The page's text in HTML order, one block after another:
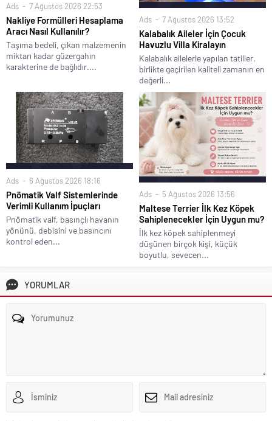
Ads 7 Ağustos 2026 22:53
Nakliye Formülleri Hesaplama
Aracı Nasıl Kullanılır?
Taşıma bedeli, çıkan malzemenin
miktarı kadar güzergahın
karakterine de bağlıdır....
Ads 7 Ağustos 2026 13:52
Kalabalık Aileler İçin Çocuk
Havuzlu Villa Kiralayın
Kalabalık ailelerle yapılan tatiller,
birlikte geçirilen kaliteli zamanın en
değerli...
Ads 6 Ağustos 2026 18:16
Pnömatik Valf Sistemlerinde
Verimli Kullanım İpuçları
Pnömatik valf, basınçlı havanın
yönünü, debisini ve basıncını
kontrol eden...
Ads 5 Ağustos 2026 13:56
Maltese Terrier İlk Kez Köpek
Sahiplenecekler İçin Uygun mu?
İlk kez köpek sahiplenmeyi
düşünen birçok kişi, küçük
boyutlu, sevecen...
YORUMLAR